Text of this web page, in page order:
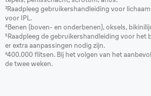
³Raadpleeg gebruikershandleiding voor
voor IPL.
⁴Benen (boven- en onderbenen), oksels,
⁵Raadpleeg de gebruikershandleiding voor het
er extra aanpassingen nodig zijn.
⁶400.000 flitsen. Bij het volgen van het
de twee weken.